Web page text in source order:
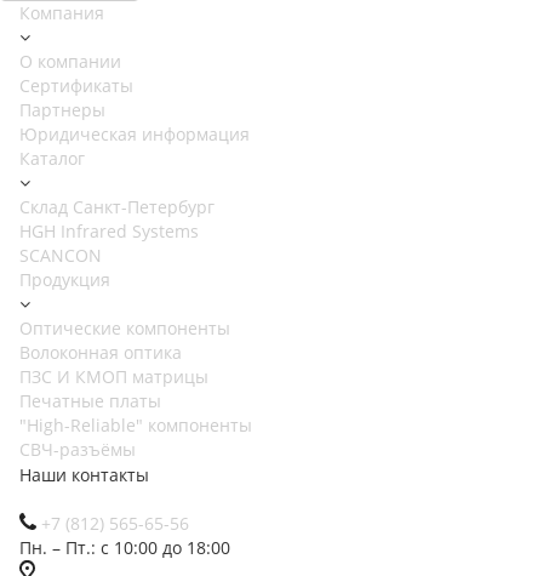
Компания
О компании
Сертификаты
Партнеры
Юридическая информация
Каталог
Cклад Санкт-Петербург
HGH Infrared Systems
SCANCON
Продукция
Оптические компоненты
Волоконная оптика
ПЗС И КМОП матрицы
Печатные платы
"High-Reliable" компоненты
СВЧ-разъёмы
Наши контакты
+7 (812) 565-65-56
Пн. – Пт.: с 10:00 до 18:00